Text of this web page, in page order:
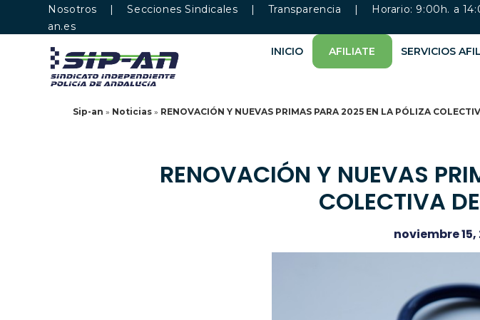
Nosotros |Secciones Sindicales | Transparencia | Horario: 9:00h. a
an.es
INICIO
AFILIATE SERVICIOS
Sip-an » Noticias » RENOVACIÓN Y NUEVAS PRIMAS PARA 2025 EN LA PÓLIZA
RENOVACIÓN Y NUEVAS
COLECTIVA
noviembre 15,